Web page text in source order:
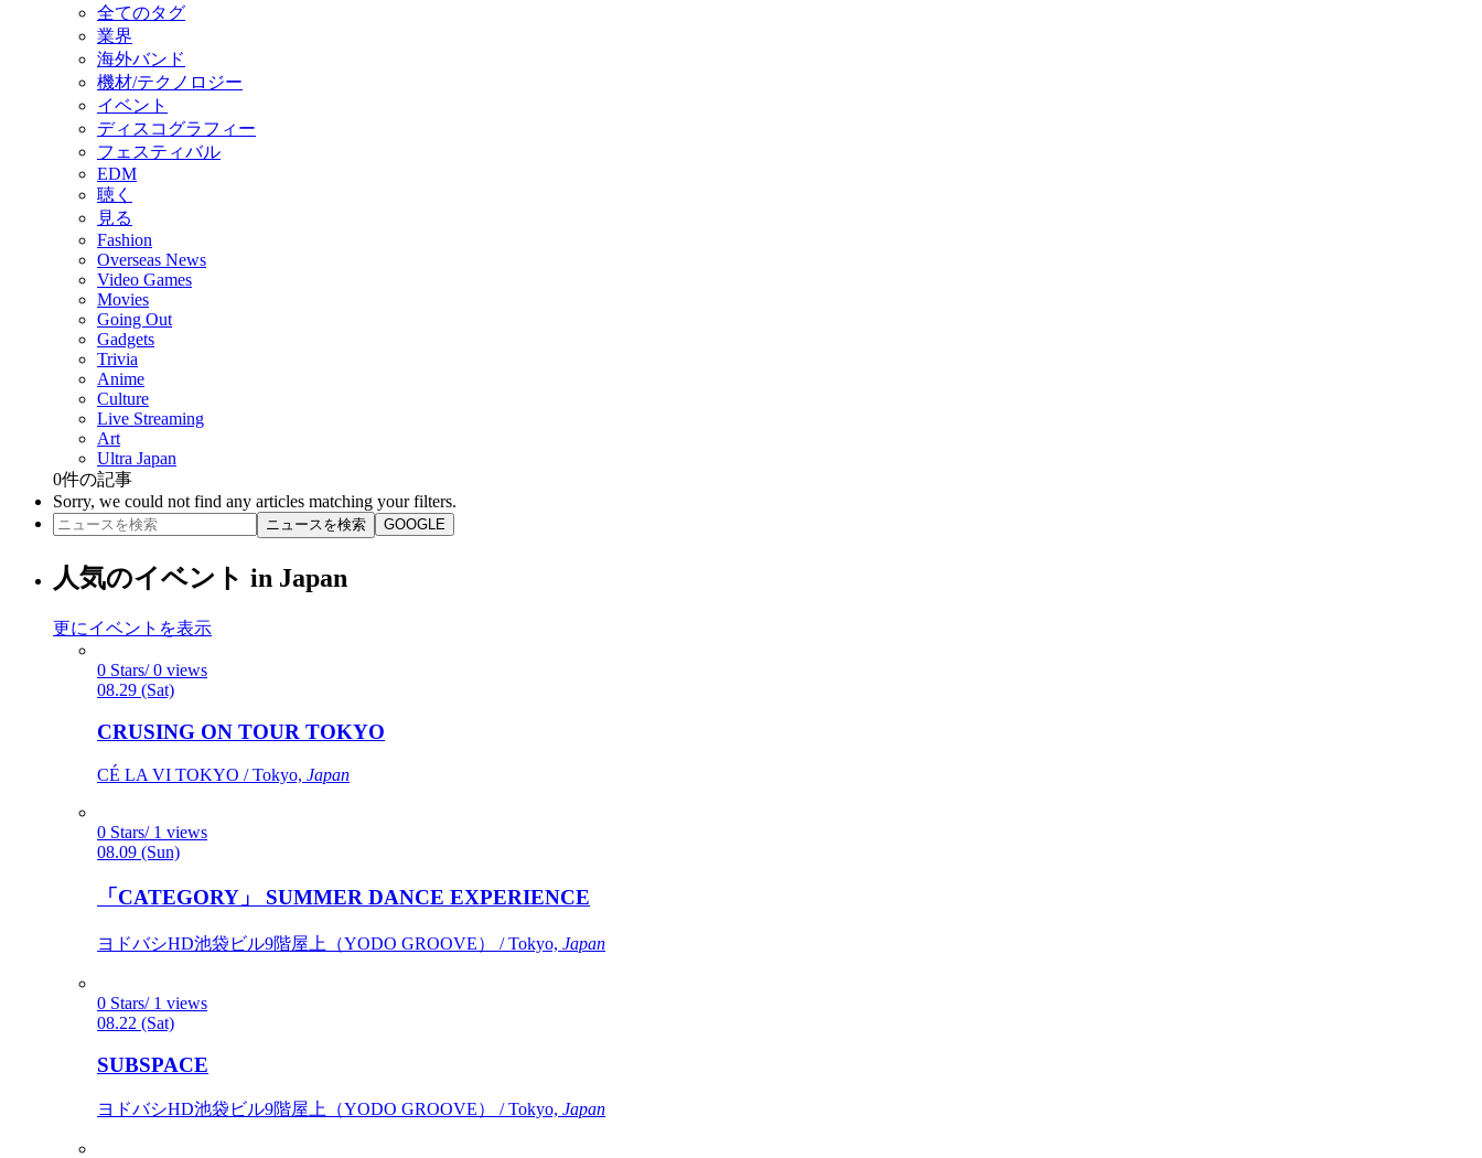
全てのタグ
業界
海外バンド
機材/テクノロジー
イベント
ディスコグラフィー
フェスティバル
EDM
聴く
見る
Fashion
Overseas News
Video Games
Movies
Going Out
Gadgets
Trivia
Anime
Culture
Live Streaming
Art
Ultra Japan
0件の記事
Sorry, we could not find any articles matching your filters.
ニュースを検索 GOOGLE
人気のイベント in Japan
更にイベントを表示
0 Stars/ 0 views
08.29 (Sat)
CRUSING ON TOUR TOKYO
CÉ LA VI TOKYO / Tokyo, Japan
0 Stars/ 1 views
08.09 (Sun)
「CATEGORY」 SUMMER DANCE EXPERIENCE
ヨドバシHD池袋ビル9階屋上（YODO GROOVE） / Tokyo, Japan
0 Stars/ 1 views
08.22 (Sat)
SUBSPACE
ヨドバシHD池袋ビル9階屋上（YODO GROOVE） / Tokyo, Japan